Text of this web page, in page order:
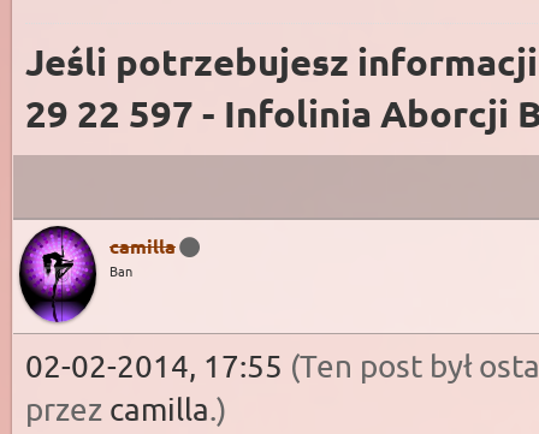
Jeśli potrzebujesz
29 22 597 - Infolinia Aborcji
camilla
Ban
02-02-2014, 17:55 (Ten post był
przez camilla.)